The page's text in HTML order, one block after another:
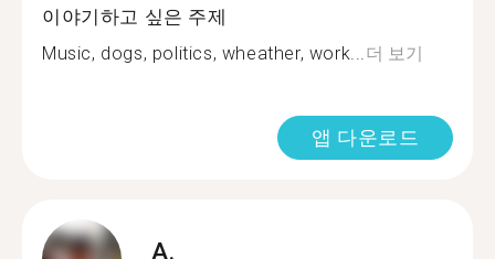
이야기하고 싶은 주제
Music, dogs, politics, wheather, work...더 보기
앱 다운로드
A.